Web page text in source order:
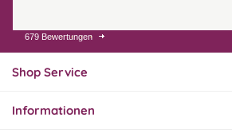
07.08.26
Endlich das richtige
679 Bewertungen
Shop Service
Informationen